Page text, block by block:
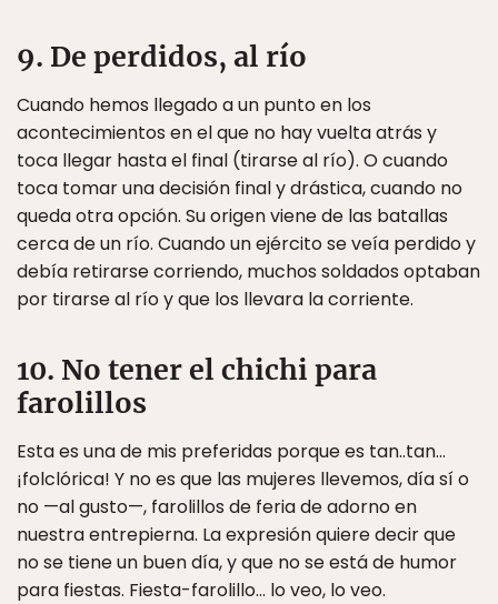
9. De perdidos, al río
Cuando hemos llegado a un punto en los
acontecimientos en el que no hay vuelta atrás y
toca llegar hasta el final (tirarse al río). O cuando
toca tomar una decisión final y drástica, cuando no
queda otra opción. Su origen viene de las batallas
cerca de un río. Cuando un ejército se veía perdido y
debía retirarse corriendo, muchos soldados optaban
por tirarse al río y que los llevara la corriente.
10. No tener el chichi para
farolillos
Esta es una de mis preferidas porque es tan..tan…
¡folclórica! Y no es que las mujeres llevemos, día sí o
no —al gusto—, farolillos de feria de adorno en
nuestra entrepierna. La expresión quiere decir que
no se tiene un buen día, y que no se está de humor
para fiestas. Fiesta-farolillo… lo veo, lo veo.